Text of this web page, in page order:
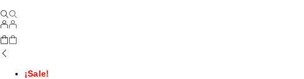
¡Sale!